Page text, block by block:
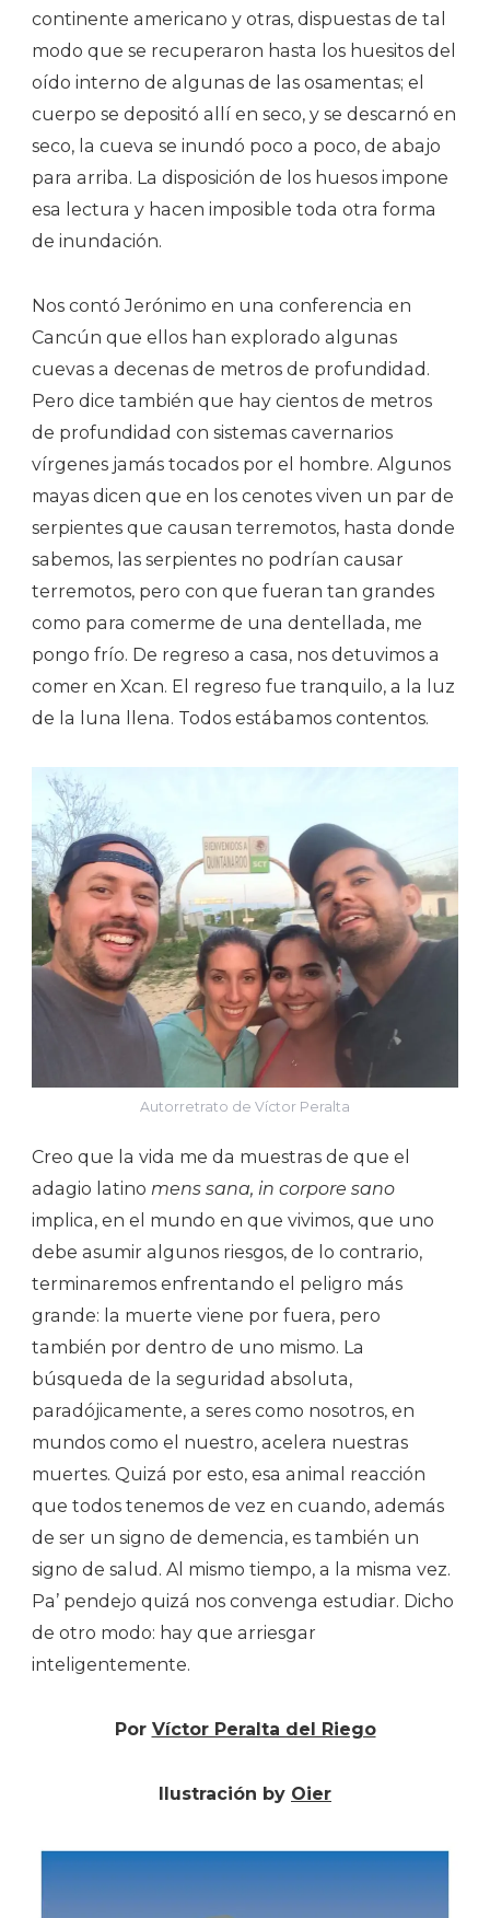
continente americano y otras, dispuestas de tal
modo que se recuperaron hasta los huesitos del
oído interno de algunas de las osamentas; el
cuerpo se depositó allí en seco, y se descarnó en
seco, la cueva se inundó poco a poco, de abajo
para arriba. La disposición de los huesos impone
esa lectura y hacen imposible toda otra forma
de inundación.
Nos contó Jerónimo en una conferencia en
Cancún que ellos han explorado algunas
cuevas a decenas de metros de profundidad.
Pero dice también que hay cientos de metros
de profundidad con sistemas cavernarios
vírgenes jamás tocados por el hombre. Algunos
mayas dicen que en los cenotes viven un par de
serpientes que causan terremotos, hasta donde
sabemos, las serpientes no podrían causar
terremotos, pero con que fueran tan grandes
como para comerme de una dentellada, me
pongo frío. De regreso a casa, nos detuvimos a
comer en Xcan. El regreso fue tranquilo, a la luz
de la luna llena. Todos estábamos contentos.
Autorretrato de Víctor Peralta
Creo que la vida me da muestras de que el
adagio latino mens sana, in corpore sano
implica, en el mundo en que vivimos, que uno
debe asumir algunos riesgos, de lo contrario,
terminaremos enfrentando el peligro más
grande: la muerte viene por fuera, pero
también por dentro de uno mismo. La
búsqueda de la seguridad absoluta,
paradójicamente, a seres como nosotros, en
mundos como el nuestro, acelera nuestras
muertes. Quizá por esto, esa animal reacción
que todos tenemos de vez en cuando, además
de ser un signo de demencia, es también un
signo de salud. Al mismo tiempo, a la misma vez.
Pa’ pendejo quizá nos convenga estudiar. Dicho
de otro modo: hay que arriesgar
inteligentemente.
Por Víctor Peralta del Riego
Ilustración by Oier